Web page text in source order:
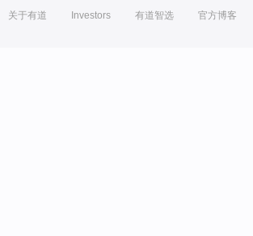
关于有道 Investors 有道智选 官方博客